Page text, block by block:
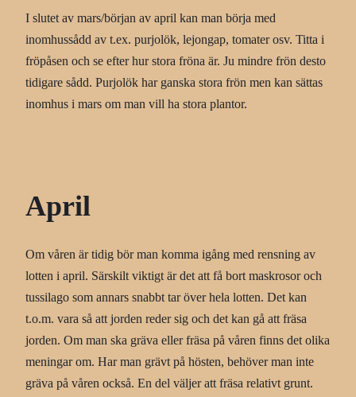
I slutet av mars/början av april kan man börja med
inomhussådd av t.ex. purjolök, lejongap, tomater osv. Titta i
fröpåsen och se efter hur stora fröna är. Ju mindre frön desto
tidigare sådd. Purjolök har ganska stora frön men kan sättas
inomhus i mars om man vill ha stora plantor.
April
Om våren är tidig bör man komma igång med rensning av
lotten i april. Särskilt viktigt är det att få bort maskrosor och
tussilago som annars snabbt tar över hela lotten. Det kan
t.o.m. vara så att jorden reder sig och det kan gå att fräsa
jorden. Om man ska gräva eller fräsa på våren finns det olika
meningar om. Har man grävt på hösten, behöver man inte
gräva på våren också. En del väljer att fräsa relativt grunt.